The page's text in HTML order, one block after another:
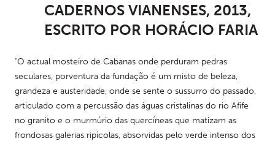
CADERNOS VIANENSES, 2013,
ESCRITO POR HORÁCIO FARIA
"O actual mosteiro de Cabanas onde perduram pedras
seculares, porventura da fundação é um misto de beleza,
grandeza e austeridade, onde se sente o sussurro do passado,
articulado com a percussão das águas cristalinas do rio Afife
no granito e o murmúrio das quercíneas que matizam as
frondosas galerias ripícolas, absorvidas pelo verde intenso dos